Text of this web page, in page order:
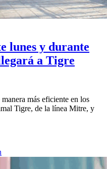
lunes y durante
a Tigre
más eficiente en los
Tigre, de la línea Mitre, y